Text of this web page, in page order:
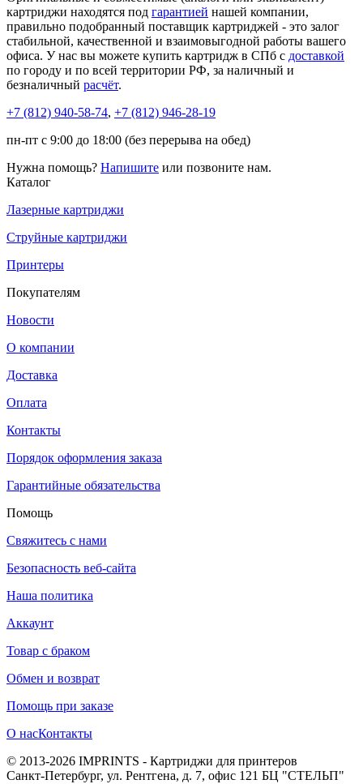
картриджи находятся под гарантией нашей компании,
правильно подобранный поставщик картриджей - это залог
стабильной, качественной и взаимовыгодной работы вашего
офиса. У нас вы можете купить картридж в СПб с доставкой
по городу и по всей территории РФ, за наличный и
безналичный расчёт.
+7 (812) 940-58-74, +7 (812) 946-28-19
пн-пт с 9:00 до 18:00 (без перерыва на обед)
Нужна помощь? Напишите или позвоните нам.
Каталог
Лазерные картриджи
Струйные картриджи
Принтеры
Покупателям
Новости
О компании
Доставка
Оплата
Контакты
Порядок оформления заказа
Гарантийные обязательства
Помощь
Свяжитесь с нами
Безопасность веб-сайта
Наша политика
Аккаунт
Товар с браком
Обмен и возврат
Помощь при заказе
О насКонтакты
© 2013-2026 IMPRINTS - Картриджи для принтеров
Санкт-Петербург, ул. Рентгена, д. 7, офис 121 БЦ "СТЕЛЬП"